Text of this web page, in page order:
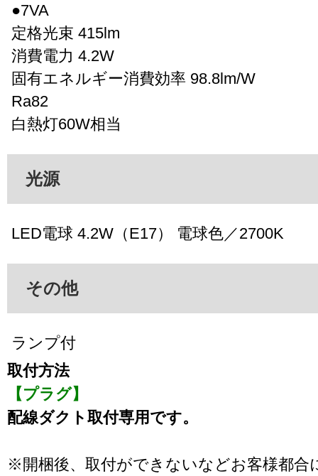
●7VA
定格光束 415lm
消費電力 4.2W
固有エネルギー消費効率 98.8lm/W
Ra82
白熱灯60W相当
光源
LED電球 4.2W（E17） 電球色／2700K
その他
ランプ付
取付方法
【プラグ】
配線ダクト取付専用です。
※開梱後、取付ができないなどお客様都合